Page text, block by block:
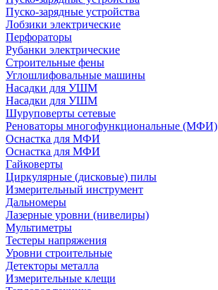
Пуско-зарядные устройства
Лобзики электрические
Перфораторы
Рубанки электрические
Строительные фены
Углошлифовальные машины
Насадки для УШМ
Насадки для УШМ
Шуруповерты сетевые
Реноваторы многофункциональные (МФИ)
Оснастка для МФИ
Оснастка для МФИ
Гайковерты
Циркулярные (дисковые) пилы
Измерительный инструмент
Дальномеры
Лазерные уровни (нивелиры)
Мультиметры
Тестеры напряжения
Уровни строительные
Детекторы металла
Измерительные клещи